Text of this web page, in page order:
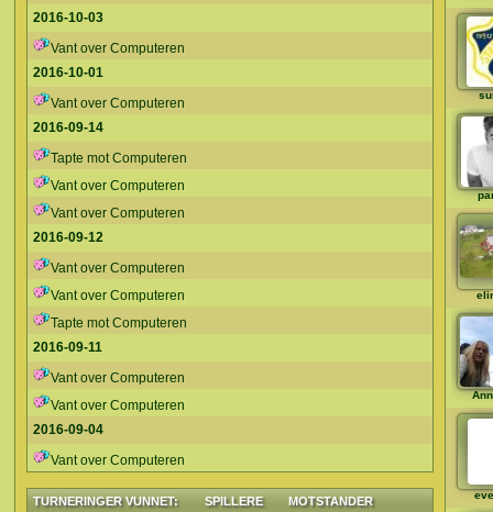
2016-10-03
Vant over Computeren
2016-10-01
Vant over Computeren
2016-09-14
Tapte mot Computeren
Vant over Computeren
Vant over Computeren
2016-09-12
Vant over Computeren
Vant over Computeren
Tapte mot Computeren
2016-09-11
Vant over Computeren
Vant over Computeren
2016-09-04
Vant over Computeren
TURNERINGER VUNNET: SPILLERE MOTSTANDER